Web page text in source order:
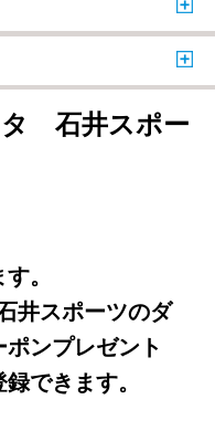
石井スポー
。
井スポーツのダ
ンプレゼント
できます。